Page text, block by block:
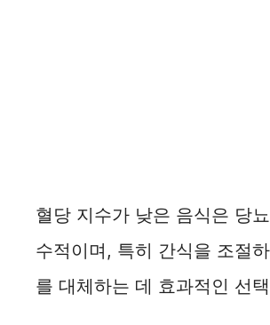
혈당 지수가 낮은 음식은 당
수적이며, 특히 간식을 조절
를 대체하는 데 효과적인 선